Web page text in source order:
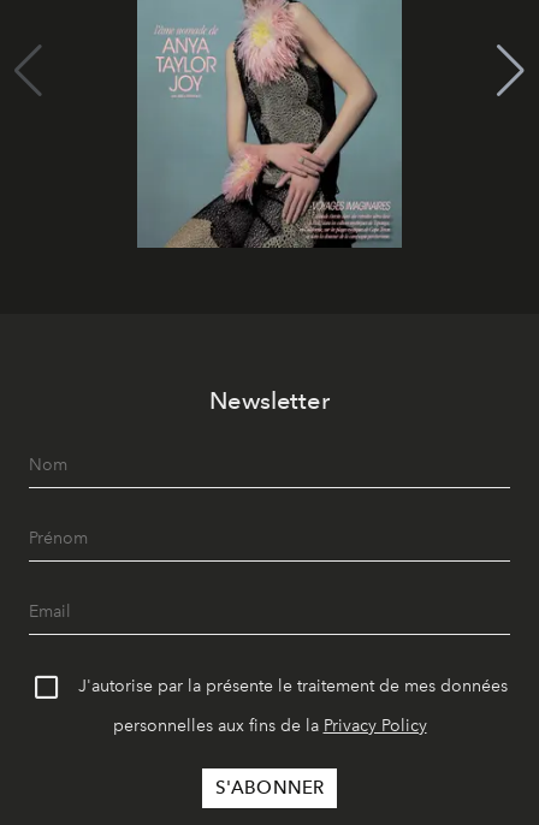
Newsletter
J'autorise par la présente le traitement de mes données
personnelles aux fins de la Privacy Policy